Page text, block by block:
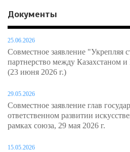
Документы
25.06.2026
Совместное заявление "Укрепляя
партнерство между Казахстаном
(23 июня 2026 г.)
29.05.2026
Совместное заявление глав
ответственном развитии
рамках союза, 29 мая 2026 г.
15.05.2026